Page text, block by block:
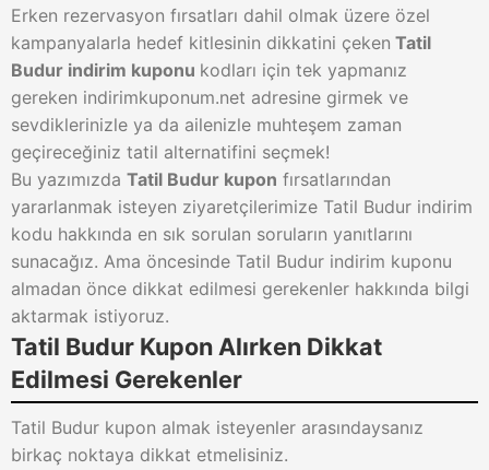
Erken rezervasyon fırsatları dahil olmak üzere özel
kampanyalarla hedef kitlesinin dikkatini çeken Tatil
Budur indirim kuponu kodları için tek yapmanız
gereken indirimkuponum.net adresine girmek ve
sevdiklerinizle ya da ailenizle muhteşem zaman
geçireceğiniz tatil alternatifini seçmek!
Bu yazımızda Tatil Budur kupon fırsatlarından
yararlanmak isteyen ziyaretçilerimize Tatil Budur indirim
kodu hakkında en sık sorulan soruların yanıtlarını
sunacağız. Ama öncesinde Tatil Budur indirim kuponu
almadan önce dikkat edilmesi gerekenler hakkında bilgi
aktarmak istiyoruz.
Tatil Budur Kupon Alırken Dikkat
Edilmesi Gerekenler
Tatil Budur kupon almak isteyenler arasındaysanız
birkaç noktaya dikkat etmelisiniz.